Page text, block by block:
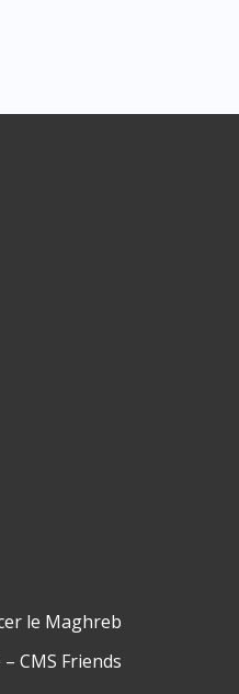
le Maghreb
CMS Friends